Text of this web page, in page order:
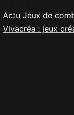
Actu Jeux de
Vivacréa : jeux